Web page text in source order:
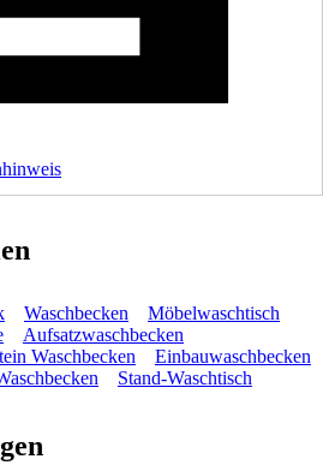
Waschbecken
Möbelwaschtisch
Aufsatzwaschbecken
Waschbecken
Einbauwaschbecken
Stand-Waschtisch